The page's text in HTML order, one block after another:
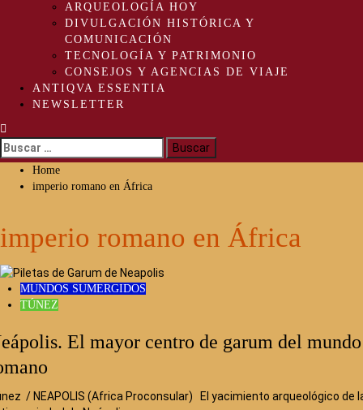
ARQUEOLOGÍA HOY
DIVULGACIÓN HISTÓRICA Y
COMUNICACIÓN
TECNOLOGÍA Y PATRIMONIO
CONSEJOS Y AGENCIAS DE VIAJE
ANTIQVA ESSENTIA
NEWSLETTER
Buscar:
Home
imperio romano en África
imperio romano en África
MUNDOS SUMERGIDOS
TÚNEZ
El mayor centro de garum del mundo
/ NEAPOLIS (Africa Proconsular) El yacimiento arqueológico de